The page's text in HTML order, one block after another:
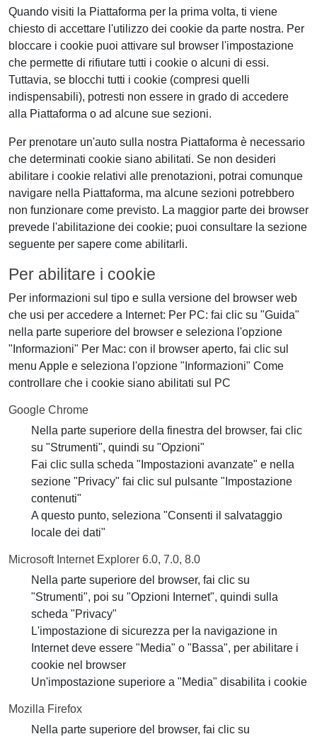
Quando visiti la Piattaforma per la prima volta, ti viene
chiesto di accettare l'utilizzo dei cookie da parte nostra. Per
bloccare i cookie puoi attivare sul browser l'impostazione
che permette di rifiutare tutti i cookie o alcuni di essi.
Tuttavia, se blocchi tutti i cookie (compresi quelli
indispensabili), potresti non essere in grado di accedere
alla Piattaforma o ad alcune sue sezioni.
Per prenotare un'auto sulla nostra Piattaforma è necessario
che determinati cookie siano abilitati. Se non desideri
abilitare i cookie relativi alle prenotazioni, potrai comunque
navigare nella Piattaforma, ma alcune sezioni potrebbero
non funzionare come previsto. La maggior parte dei browser
prevede l'abilitazione dei cookie; puoi consultare la sezione
seguente per sapere come abilitarli.
Per abilitare i cookie
Per informazioni sul tipo e sulla versione del browser web
che usi per accedere a Internet: Per PC: fai clic su "Guida"
nella parte superiore del browser e seleziona l'opzione
"Informazioni" Per Mac: con il browser aperto, fai clic sul
menu Apple e seleziona l'opzione "Informazioni" Come
controllare che i cookie siano abilitati sul PC
Google Chrome
Nella parte superiore della finestra del browser, fai clic
su "Strumenti", quindi su "Opzioni"
Fai clic sulla scheda "Impostazioni avanzate" e nella
sezione "Privacy" fai clic sul pulsante "Impostazione
contenuti"
A questo punto, seleziona "Consenti il salvataggio
locale dei dati"
Microsoft Internet Explorer 6.0, 7.0, 8.0
Nella parte superiore del browser, fai clic su
"Strumenti", poi su "Opzioni Internet", quindi sulla
scheda "Privacy"
L'impostazione di sicurezza per la navigazione in
Internet deve essere "Media" o "Bassa", per abilitare i
cookie nel browser
Un'impostazione superiore a "Media" disabilita i cookie
Mozilla Firefox
Nella parte superiore del browser, fai clic su